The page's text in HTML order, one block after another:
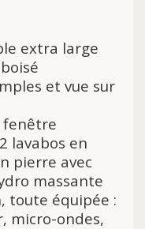
extra large
et vue sur
fenêtre
lavabos en
pierre avec
massante
toute équipée :
micro-ondes,